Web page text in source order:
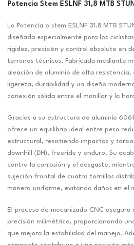
Potencia Stem ESLNF 31,8 MTB
La Potencia o stem ESLNF 31.8 MTB
diseñada especialmente para los
rigidez, precisión y control absoluto en
terrenos técnicos. Fabricada mediante
aleación de aluminio de alta
ligereza, durabilidad y un diseño
conexión sólida entre el manillar y la
Gracias a su estructura de aluminio
ofrece un equilibrio ideal entre peso
estructural, resistiendo impactos y
downhill (DH), freeride y enduro. Su
contra la corrosión y el desgaste,
sujeción frontal de cuatro tornillos
manera uniforme, evitando daños en el
El proceso de mecanizado CNC
precisión milimétrica, proporcionando
que mejora la estabilidad del manejo.